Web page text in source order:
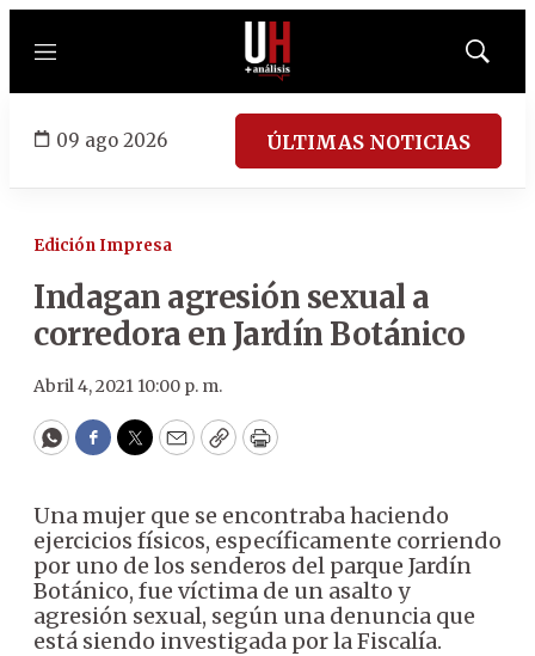
Menú
Mostrar
09 ago 2026 ÚLTIMAS NOTICIAS
Edición Impresa
Indagan agresión sexual a
corredora en Jardín Botánico
Abril 4, 2021 10:00 p. m.
WhatsApp
Facebook
Twitter
EmailCopyPrint
Una mujer que se encontraba haciendo
ejercicios físicos, específicamente corriendo
por uno de los senderos del parque Jardín
Botánico, fue víctima de un asalto y
agresión sexual, según una denuncia que
está siendo investigada por la Fiscalía.